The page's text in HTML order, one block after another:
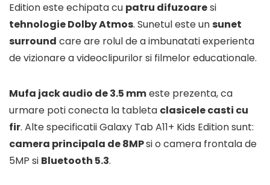
Edition este echipata cu patru difuzoaresi
tehnologie Dolby Atmos. Sunetul este unsunet
surround care are rolul de a imbunatati experienta
de vizionare a videoclipurilor si filmelor educationale.
Mufa jack audio de 3.5 mmeste prezenta, ca
urmare poti conecta la tableta clasicele casti cu
fir. Alte specificatii Galaxy Tab A11+ Kids Edition sunt:
camera principala de 8MPsi o camera frontala de
5MP si Bluetooth 5.3.